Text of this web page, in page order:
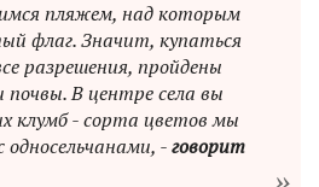
пляжем, над которым
флаг. Значит, купаться
разрешения, пройдены
почвы. В центре села вы
клумб - сорта цветов мы
-говорит